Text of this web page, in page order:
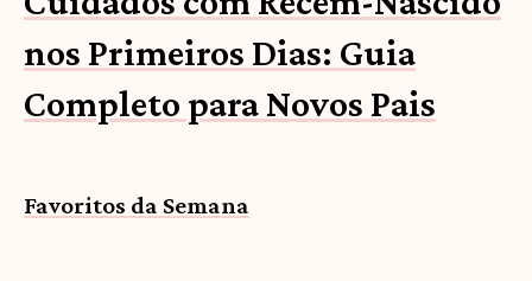
nos Primeiros Dias: Guia
Completo para Novos Pais
Favoritos da Semana